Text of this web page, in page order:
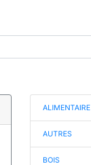
ALIMENTAIRE
AUTRES
BOIS